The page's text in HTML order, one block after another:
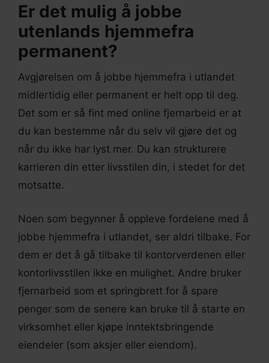
Er det mulig å jobbe
utenlands hjemmefra
permanent?
Avgjørelsen om å jobbe hjemmefra i utlandet
midlertidig eller permanent er helt opp til deg.
Det som er så fint med online fjernarbeid er at
du kan bestemme når du selv vil gjøre det og
når du ikke har lyst mer. Du kan strukturere
karrieren din etter livsstilen din, i stedet for det
motsatte.
Noen som begynner å oppleve fordelene med å
jobbe hjemmefra i utlandet, ser aldri tilbake. For
dem er det å gå tilbake til kontorverdenen eller
kontorlivsstilen ikke en mulighet. Andre bruker
fjernarbeid som et springbrett for å spare
penger som de senere kan bruke til å starte en
virksomhet eller kjøpe inntektsbringende
eiendeler (som aksjer eller eiendom).